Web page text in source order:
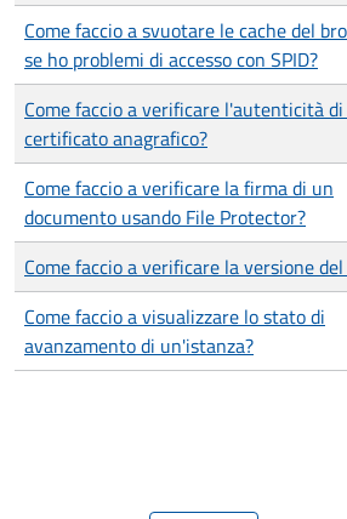
Come faccio a svuotare le cache del
se ho problemi di accesso con SPID?
Come faccio a verificare l'autenticità
certificato anagrafico?
Come faccio a verificare la firma di un
documento usando File Protector?
Come faccio a verificare la versione del
Come faccio a visualizzare lo stato di
avanzamento di un'istanza?